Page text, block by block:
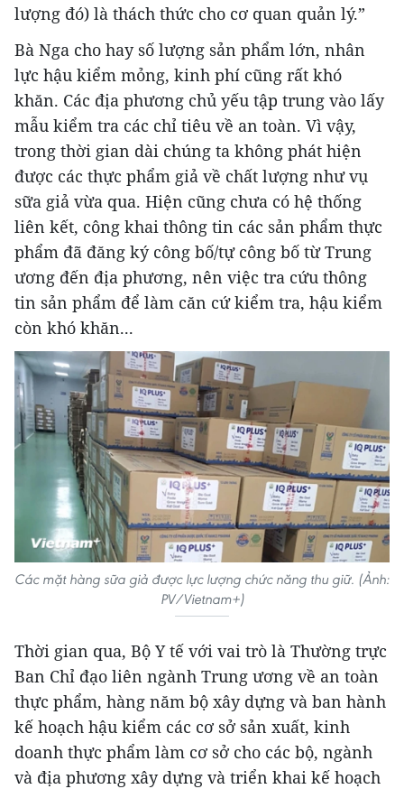
lượng đó) là thách thức cho cơ quan quản lý.”
Bà Nga cho hay số lượng sản phẩm lớn, nhân
lực hậu kiểm mỏng, kinh phí cũng rất khó
khăn. Các địa phương chủ yếu tập trung vào lấy
mẫu kiểm tra các chỉ tiêu về an toàn. Vì vậy,
trong thời gian dài chúng ta không phát hiện
được các thực phẩm giả về chất lượng như vụ
sữa giả vừa qua. Hiện cũng chưa có hệ thống
liên kết, công khai thông tin các sản phẩm thực
phẩm đã đăng ký công bố/tự công bố từ Trung
ương đến địa phương, nên việc tra cứu thông
tin sản phẩm để làm căn cứ kiểm tra, hậu kiểm
còn khó khăn...
Các mặt hàng sữa giả được lực lượng chức năng thu giữ. (Ảnh:
PV/Vietnam+)
Thời gian qua, Bộ Y tế với vai trò là Thường trực
Ban Chỉ đạo liên ngành Trung ương về an toàn
thực phẩm, hàng năm bộ xây dựng và ban hành
kế hoạch hậu kiểm các cơ sở sản xuất, kinh
doanh thực phẩm làm cơ sở cho các bộ, ngành
và địa phương xây dựng và triển khai kế hoạch